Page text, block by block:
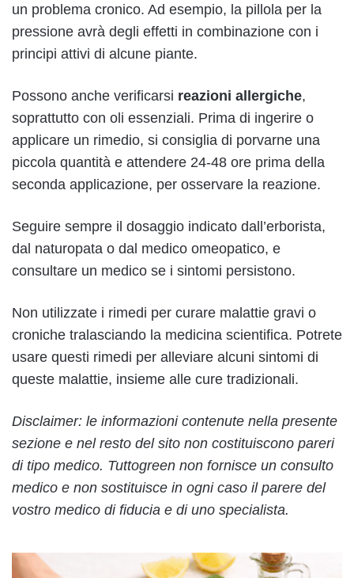
un problema cronico. Ad esempio, la pillola per la
pressione avrà degli effetti in combinazione con i
principi attivi di alcune piante.
Possono anche verificarsi reazioni allergiche,
soprattutto con oli essenziali. Prima di ingerire o
applicare un rimedio, si consiglia di porvarne una
piccola quantità e attendere 24-48 ore prima della
seconda applicazione, per osservare la reazione.
Seguire sempre il dosaggio indicato dall’erborista,
dal naturopata o dal medico omeopatico, e
consultare un medico se i sintomi persistono.
Non utilizzate i rimedi per curare malattie gravi o
croniche tralasciando la medicina scientifica. Potrete
usare questi rimedi per alleviare alcuni sintomi di
queste malattie, insieme alle cure tradizionali.
Disclaimer: le informazioni contenute nella presente
sezione e nel resto del sito non costituiscono pareri
di tipo medico. Tuttogreen non fornisce un consulto
medico e non sostituisce in ogni caso il parere del
vostro medico di fiducia e di uno specialista.